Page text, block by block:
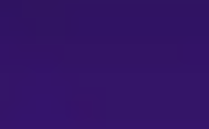
呈現當代美學，
地方場域推廣布
世代觀眾經由戲
（台語發音，中
普遍性並重的布
建構、保存與傳
次的美學體驗。